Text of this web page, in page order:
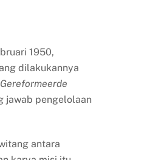
1950,
dilakukannya
Gereformeerde
jawab pengelolaan
antara